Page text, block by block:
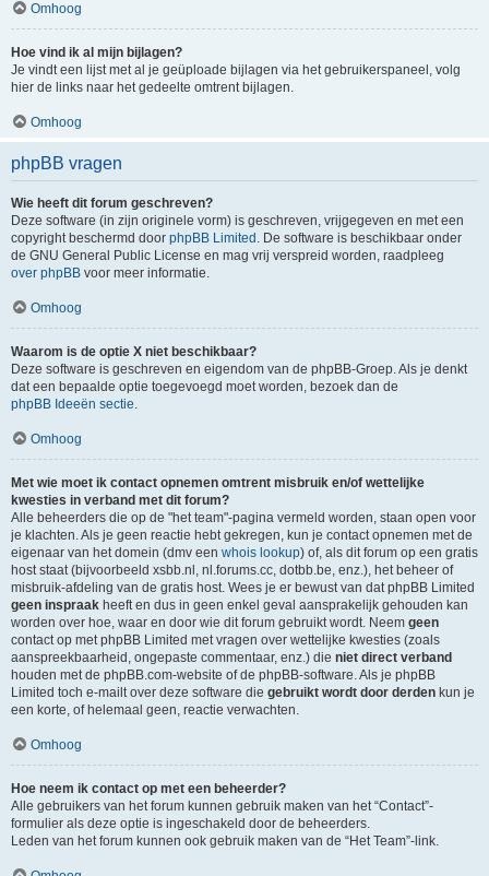
Omhoog
Hoe vind ik al mijn bijlagen?
Je vindt een lijst met al je geüploade bijlagen via het gebruikerspaneel, volg
hier de links naar het gedeelte omtrent bijlagen.
Omhoog
phpBB vragen
Wie heeft dit forum geschreven?
Deze software (in zijn originele vorm) is geschreven, vrijgegeven en met een
copyright beschermd door phpBB Limited . De software is beschikbaar onder
de GNU General Public License en mag vrij verspreid worden, raadpleeg
over phpBB voor meer informatie.
Omhoog
Waarom is de optie X niet beschikbaar?
Deze software is geschreven en eigendom van de phpBB-Groep. Als je denkt
dat een bepaalde optie toegevoegd moet worden, bezoek dan de
phpBB Ideeën sectie.
Omhoog
Met wie moet ik contact opnemen omtrent misbruik en/of wettelijke
kwesties in verband met dit forum?
Alle beheerders die op de "het team"-pagina vermeld worden, staan open voor
je klachten. Als je geen reactie hebt gekregen, kun je contact opnemen met de
eigenaar van het domein (dmv een whois lookup) of, als dit forum op een gratis
host staat (bijvoorbeeld xsbb.nl, nl.forums.cc, dotbb.be, enz.), het beheer of
misbruik-afdeling van de gratis host. Wees je er bewust van dat phpBB Limited
geen inspraak heeft en dus in geen enkel geval aansprakelijk gehouden kan
worden over hoe, waar en door wie dit forum gebruikt wordt. Neem geen
contact op met phpBB Limited met vragen over wettelijke kwesties (zoals
aanspreekbaarheid, ongepaste commentaar, enz.) die niet direct verband
houden met de phpBB.com-website of de phpBB-software. Als je phpBB
Limited toch e-mailt over deze software die gebruikt wordt door derden kun je
een korte, of helemaal geen, reactie verwachten.
Omhoog
Hoe neem ik contact op met een beheerder?
Alle gebruikers van het forum kunnen gebruik maken van het “Contact”-
formulier als deze optie is ingeschakeld door de beheerders.
Leden van het forum kunnen ook gebruik maken van de “Het Team”-link.